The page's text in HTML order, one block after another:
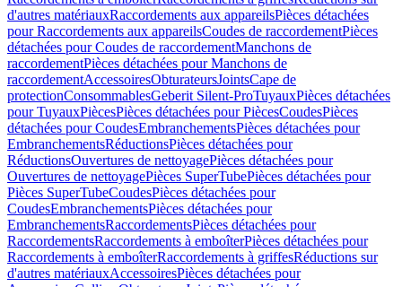
d'autres matériauxRaccordements aux appareilsPièces détachées
pour Raccordements aux appareilsCoudes de raccordementPièces
détachées pour Coudes de raccordementManchons de
raccordementPièces détachées pour Manchons de
raccordementAccessoiresObturateursJointsCape de
protectionConsommablesGeberit Silent-ProTuyauxPièces détachées
pour TuyauxPiècesPièces détachées pour PiècesCoudesPièces
détachées pour CoudesEmbranchementsPièces détachées pour
EmbranchementsRéductionsPièces détachées pour
RéductionsOuvertures de nettoyagePièces détachées pour
Ouvertures de nettoyagePièces SuperTubePièces détachées pour
Pièces SuperTubeCoudesPièces détachées pour
CoudesEmbranchementsPièces détachées pour
EmbranchementsRaccordementsPièces détachées pour
RaccordementsRaccordements à emboîterPièces détachées pour
Raccordements à emboîterRaccordements à griffesRéductions sur
d'autres matériauxAccessoiresPièces détachées pour